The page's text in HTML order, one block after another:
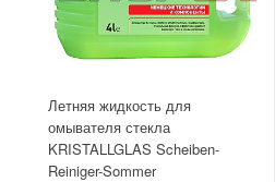
Летняя жидкость для
омывателя стекла
KRISTALLGLAS Scheiben-
Reiniger-Sommer